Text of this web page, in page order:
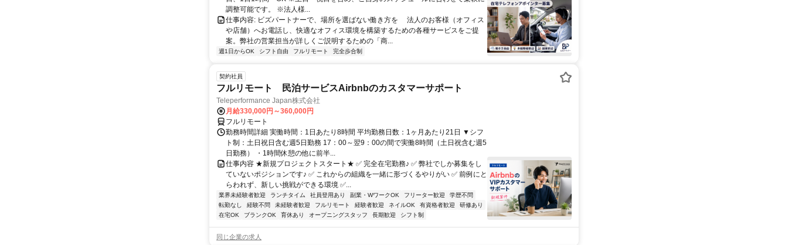
調整可能です。 ※法人様...
仕事内容: ビズパートナーで、場所を選ばない働き方を 法人のお客様（オフィス
や店舗）へお電話し、快適なオフィス環境を構築するための各種サービスをご提
案。弊社の営業担当が詳しくご説明するための「商...
週1日からOK シフト自由 フルリモート 完全歩合制
契約社員
フルリモート 民泊サービスAirbnbのカスタマーサポート
Teleperformance Japan株式会社
月給330,000円～360,000円
フルリモート
勤務時間詳細 実働時間：1日あたり8時間 平均勤務日数：1ヶ月あたり21日 ▼シフ
ト制：土日祝日含む週5日勤務 17：00～翌9：00の間で実働8時間（土日祝含む週5
日勤務） ・1時間休憩の他に前半...
仕事内容 ★新規プロジェクトスタート★ ✅ 完全在宅勤務♪ ✅ 弊社でしか募集をし
ていないポジションです♪ ✅ これからの組織を一緒に形づくるやりがい ✅ 前例にと
らわれず、新しい挑戦ができる環境 ✅...
業界未経験者歓迎 ランチタイム 社員登用あり 副業・WワークOK フリーター歓迎
学歴不問
転勤なし
経験不問 未経験者歓迎 フルリモート 経験者歓迎 ネイルOK 有資格者歓迎
研修あり
在宅OK
ブランクOK 育休あり オープニングスタッフ 長期歓迎 シフト制
同じ企業の求人